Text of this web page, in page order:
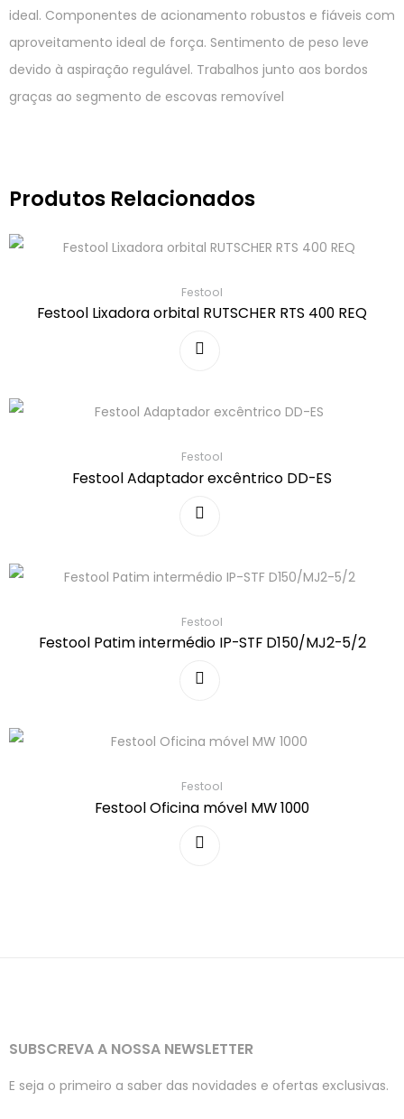
ideal. Componentes de acionamento robustos e fiáveis com
aproveitamento ideal de força. Sentimento de peso leve
devido à aspiração regulável. Trabalhos junto aos bordos
graças ao segmento de escovas removível
Produtos Relacionados
Festool
Festool Lixadora orbital RUTSCHER RTS 400 REQ
Festool
Festool Adaptador excêntrico DD-ES
Festool
Festool Patim intermédio IP-STF D150/MJ2-5/2
Festool
Festool Oficina móvel MW 1000
SUBSCREVA A NOSSA NEWSLETTER
E seja o primeiro a saber das novidades e ofertas exclusivas.